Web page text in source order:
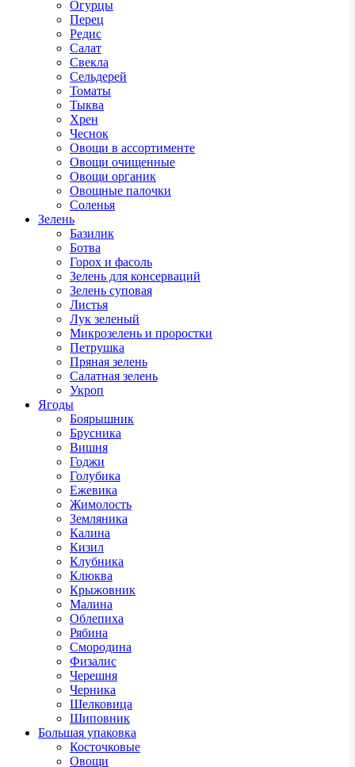
Огурцы
Перец
Редис
Салат
Свекла
Сельдерей
Томаты
Тыква
Хрен
Чеснок
Овощи в ассортименте
Овощи очищенные
Овощи органик
Овощные палочки
Соленья
Зелень
Базилик
Ботва
Горох и фасоль
Зелень для консерваций
Зелень суповая
Листья
Лук зеленый
Микрозелень и проростки
Петрушка
Пряная зелень
Салатная зелень
Укроп
Ягоды
Боярышник
Брусника
Вишня
Годжи
Голубика
Ежевика
Жимолость
Земляника
Калина
Кизил
Клубника
Клюква
Крыжовник
Малина
Облепиха
Рябина
Смородина
Физалис
Черешня
Черника
Шелковица
Шиповник
Большая упаковка
Косточковые
Овощи